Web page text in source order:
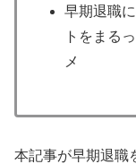
早期退職
トをまる
メ
本記事が早期退職